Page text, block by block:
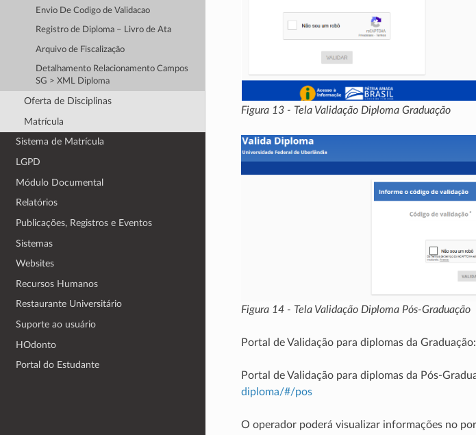
Envio De Codigo de Validacao
Registro de Diploma – Livro de Ata
Arquivo de Fiscalização
Detalhamento Relacionamento Campos
SG > XML Diploma
Oferta de Disciplinas
Matrícula
Sistema de Matrícula
LGPD
Módulo Documental
Relatórios
Publicações, Registros e Eventos
Sistemas
Websites
Recursos Humanos
Restaurante Universitário
Suporte ao usuário
HOdonto
Portal do Estudante
Figura 13 - Tela Validação Diploma Graduação
Figura 14 - Tela Validação Diploma Pós-Graduação
Portal de Validação para diplomas da Graduação:
Portal de Validação para diplomas da Pós-
diploma/#/pos
O operador poderá visualizar informações no